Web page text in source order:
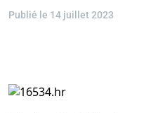
Publié le 14 juillet 2023